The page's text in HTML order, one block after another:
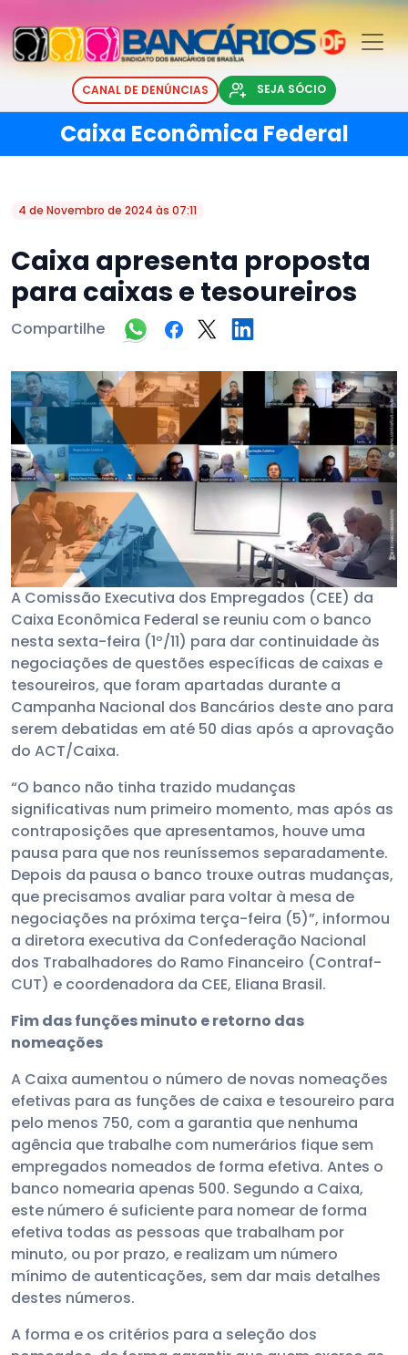
CANAL DE DENÚNCIAS SEJA SÓCIO
Caixa Econômica Federal
4 de Novembro de 2024 às 07:11
Caixa apresenta proposta
para caixas e tesoureiros
Compartilhe
A Comissão Executiva dos Empregados (CEE) da
Caixa Econômica Federal se reuniu com o banco
nesta sexta-feira (1º/11) para dar continuidade às
negociações de questões específicas de caixas e
tesoureiros, que foram apartadas durante a
Campanha Nacional dos Bancários deste ano para
serem debatidas em até 50 dias após a aprovação
do ACT/Caixa.
“O banco não tinha trazido mudanças
significativas num primeiro momento, mas após as
contraposições que apresentamos, houve uma
pausa para que nos reuníssemos separadamente.
Depois da pausa o banco trouxe outras mudanças,
que precisamos avaliar para voltar à mesa de
negociações na próxima terça-feira (5)”, informou
a diretora executiva da Confederação Nacional
dos Trabalhadores do Ramo Financeiro (Contraf-
CUT) e coordenadora da CEE, Eliana Brasil.
Fim das funções minuto e retorno das
nomeações
A Caixa aumentou o número de novas nomeações
efetivas para as funções de caixa e tesoureiro para
pelo menos 750, com a garantia que nenhuma
agência que trabalhe com numerários fique sem
empregados nomeados de forma efetiva. Antes o
banco nomearia apenas 500. Segundo a Caixa,
este número é suficiente para nomear de forma
efetiva todas as pessoas que trabalham por
minuto, ou por prazo, e realizam um número
mínimo de autenticações, sem dar mais detalhes
destes números.
A forma e os critérios para a seleção dos